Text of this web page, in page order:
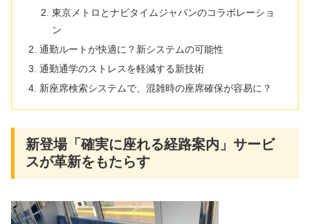
東京メトロとナビタイムジャパンのコラボレーショ
ン
通勤ルートが快適に？新システムの可能性
通勤通学のストレスを軽減する新技術
新座席検索システムで、混雑時の座席確保が容易に？
新登場「確実に座れる経路案内」サービ
スが革新をもたらす